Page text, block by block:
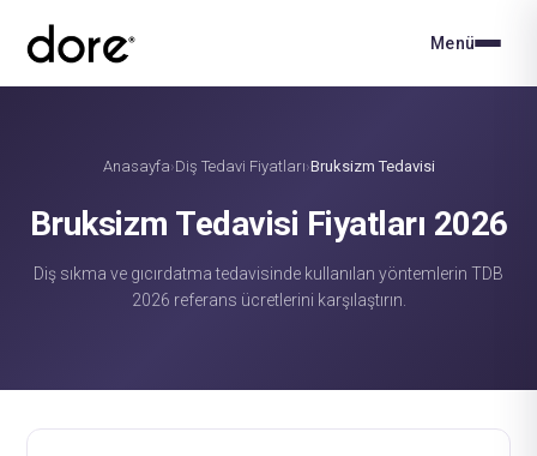
Menü
Anasayfa›Diş Tedavi Fiyatları›Bruksizm Tedavisi
Bruksizm Tedavisi Fiyatları 2026
Diş sıkma ve gıcırdatma tedavisinde kullanılan yöntemlerin TDB
2026 referans ücretlerini karşılaştırın.